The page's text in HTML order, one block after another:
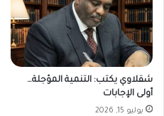
شقلاوي يكتب: التنمية المؤجلة…
أولى الإجابات
يوليو 15, 2026